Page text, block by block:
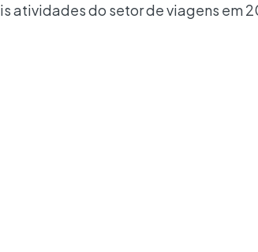
atividades do setor de viagens em